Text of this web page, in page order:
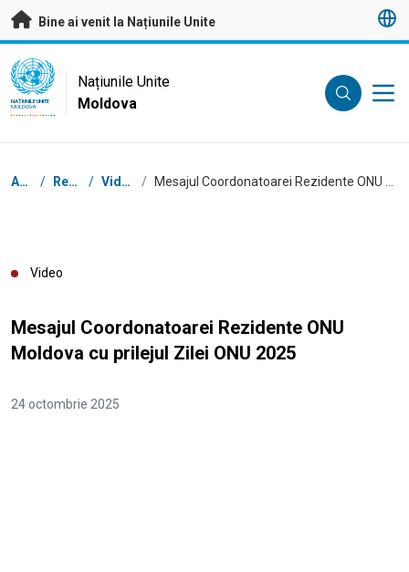
A trece la conținutul principal
Bine ai venit la Națiunile Unite
UN Logo
NAȚIUNILE UNITE
MOLDOVA
Națiunile Unite
Moldova
Breadcrumb
Acasă / Resurse / Video-uri /
Video
Mesajul Coordonatoarei Rezidente ONU
Moldova cu prilejul Zilei ONU 2025
24 octombrie 2025